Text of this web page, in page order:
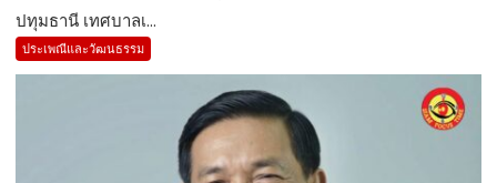
ปทุมธานี เทศบาลเ...
ประเพณีและวัฒนธรรม